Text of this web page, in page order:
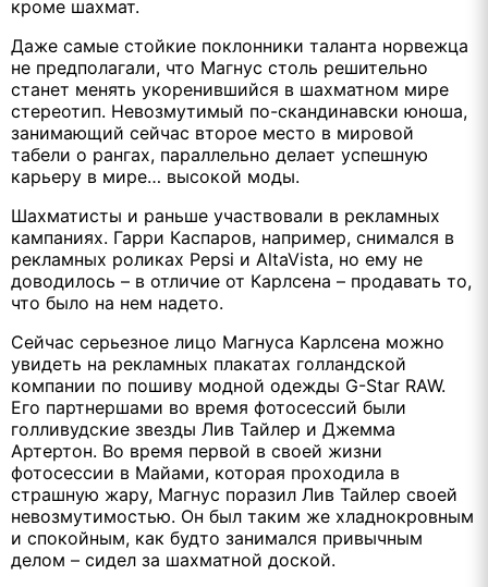
кроме шахмат.
Даже самые стойкие поклонники таланта норвежца
не предполагали, что Магнус столь решительно
станет менять укоренившийся в шахматном мире
стереотип. Невозмутимый по-скандинавски юноша,
занимающий сейчас второе место в мировой
табели о рангах, параллельно делает успешную
карьеру в мире… высокой моды.
Шахматисты и раньше участвовали в рекламных
кампаниях. Гарри Каспаров, например, снимался в
рекламных роликах Pepsi и AltaVista, но ему не
доводилось – в отличие от Карлсена – продавать то,
что было на нем надето.
Сейчас серьезное лицо Магнуса Карлсена можно
увидеть на рекламных плакатах голландской
компании по пошиву модной одежды G-Star RAW.
Его партнершами во время фотосессий были
голливудские звезды Лив Тайлер и Джемма
Артертон. Во время первой в своей жизни
фотосессии в Майами, которая проходила в
страшную жару, Магнус поразил Лив Тайлер своей
невозмутимостью. Он был таким же хладнокровным
и спокойным, как будто занимался привычным
делом – сидел за шахматной доской.